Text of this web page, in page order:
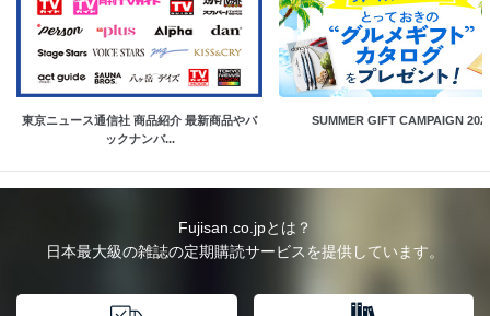
東京ニュース通信社 商品紹介 最新商品やバ
ックナンバ...
SUMMER GIFT CAMPAIGN
Fujisan.co.jpとは？
日本最大級の雑誌の定期購読サービスを提供しています。